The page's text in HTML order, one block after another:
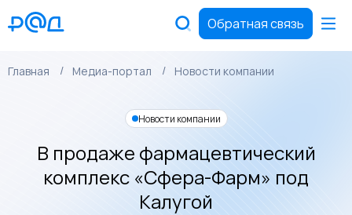
Обратная связь
Главная Медиа-портал Новости компании
Новости компании
В продаже фармацевтический
комплекс «Сфера-Фарм» под
Калугой